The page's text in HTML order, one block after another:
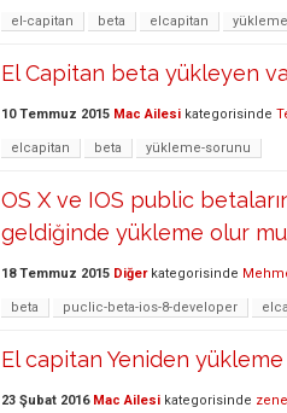
el-capitan beta elcapitan
El Capitan beta yükleyen
10 Temmuz 2015 Mac Ailesi kategorisinde
elcapitan beta yükleme-sorunu
OS X ve IOS public
geldiğinde yükleme olur
18 Temmuz 2015 Diğerkategorisinde
beta puclic-beta-ios-8-developer
El capitan Yeniden
23 Şubat 2016 Mac Ailesi kategorisinde